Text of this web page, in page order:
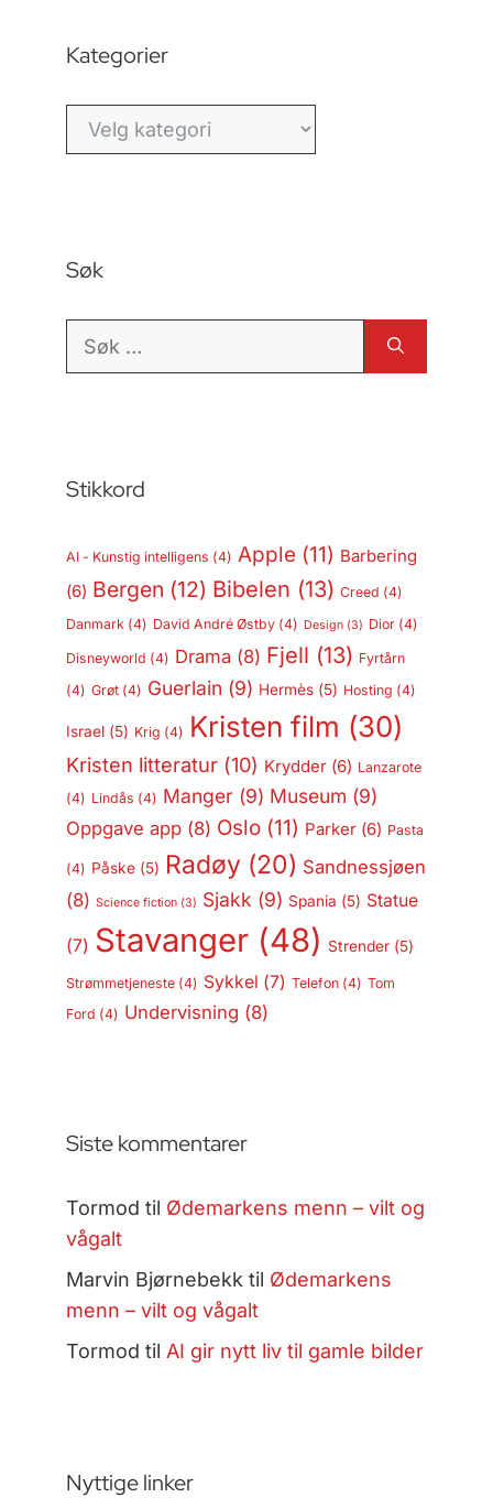
Kategorier
Kategorier
Søk
Søk
Stikkord
AI - Kunstig intelligens (4) Apple (11) Barbering
(6) Bergen (12) Bibelen (13) Creed (4)
Danmark (4) David André Østby(4) Design(3) Dior(4)
Disneyworld (4) Drama (8) Fjell (13) Fyrtårn
(4) Grøt(4) Guerlain (9) Hermès(5) Hosting (4)
Israel(5) Krig (4) Kristen film (30)
Kristen litteratur(10) Krydder(6) Lanzarote
(4) Lindås (4) Manger(9) Museum (9)
Oppgave app(8) Oslo(11) Parker(6) Pasta
(4) Påske(5) Radøy(20) Sandnessjøen
(8) Science fiction(3) Sjakk (9) Spania (5) Statue
(7) Stavanger(48) Strender(5)
Strømmetjeneste(4) Sykkel (7) Telefon(4) Tom
Ford (4) Undervisning (8)
Siste kommentarer
Tormod til Ødemarkens menn – vilt og
vågalt
Marvin Bjørnebekk til Ødemarkens
menn – vilt og vågalt
Tormod til AI gir nytt liv til gamle bilder
Nyttige linker